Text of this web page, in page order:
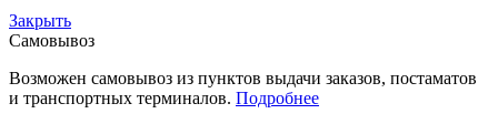
Закрыть
Самовывоз
Возможен самовывоз из пунктов выдачи заказов, постаматов
и транспортных терминалов. Подробнее